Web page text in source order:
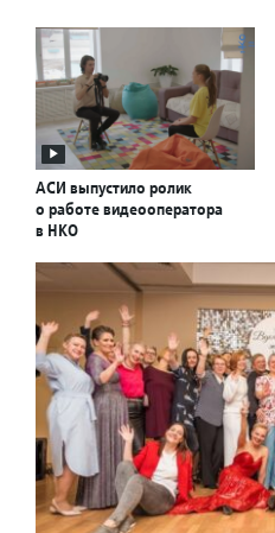
АСИ выпустило ролик
о работе видеооператора
в НКО